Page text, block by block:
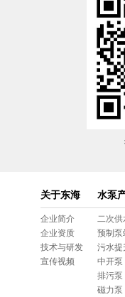
关于东海
企业简介
企业资质
技术与研发
宣传视频
水泵
二次供
预制泵
污水提
中开泵
排污泵
磁力泵